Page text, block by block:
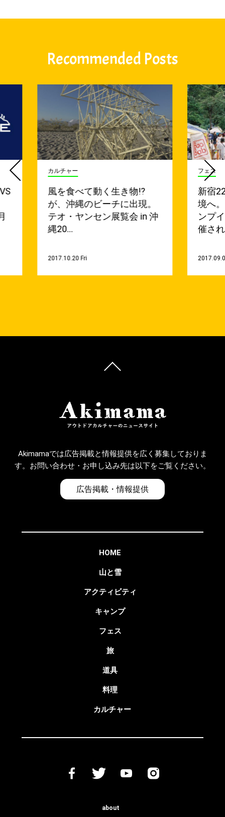
Recommended Posts
カルチャー
風を食べて動く生き物⁉︎
が、沖縄のビーチに出現。
テオ・ヤンセン展覧会 in 沖
縄20…
2017.10.20 Fri
フェス
新宿
境へ
ンプ
催さ
Akimamaでは広告掲載と情報提供を広く募集しておりま
す。お問い合わせ・お申し込み先は以下をご覧ください。
広告掲載・情報提供
HOME
山と雪
アクティビティ
キャンプ
フェス
旅
道具
料理
カルチャー
about